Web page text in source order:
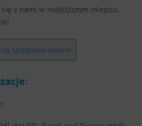
z nami w najbliższym miejscu.
spotkanie online